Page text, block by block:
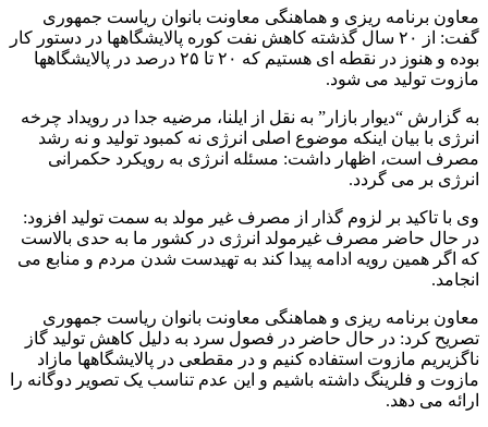
معاون برنامه ریزی و هماهنگی معاونت بانوان ریاست جمهوری
گفت: از ۲۰ سال گذشته کاهش نفت کوره پالایشگاهها در دستور کار
بوده و هنوز در نقطه ای هستیم که ۲۰ تا ۲۵ درصد در پالایشگاهها
مازوت تولید می شود.
به گزارش “دیوار بازار” به نقل از ایلنا، مرضیه جدا در رویداد چرخه
انرژی با بیان اینکه موضوع اصلی انرژی نه کمبود تولید و نه رشد
مصرف است، اظهار داشت: مسئله انرژی به رویکرد حکمرانی
انرژی بر می گردد.
وی با تاکید بر لزوم گذار از مصرف غیر مولد به سمت تولید افزود:
در حال حاضر مصرف غیرمولد انرژی در کشور ما به حدی بالاست
که اگر همین رویه ادامه پیدا کند به تهیدست شدن مردم و منابع می
انجامد.
معاون برنامه ریزی و هماهنگی معاونت بانوان ریاست جمهوری
تصریح کرد: در حال حاضر در فصول سرد به دلیل کاهش تولید گاز
ناگزیریم مازوت استفاده کنیم و در مقطعی در پالایشگاهها مازاد
مازوت و فلرینگ داشته باشیم و این عدم تناسب یک تصویر دوگانه را
ارائه می دهد.